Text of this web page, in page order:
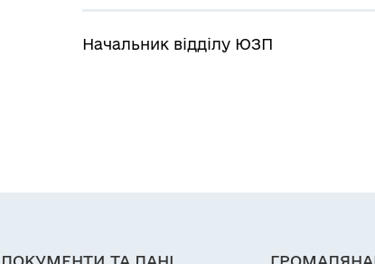
Начальник відділу ЮЗП